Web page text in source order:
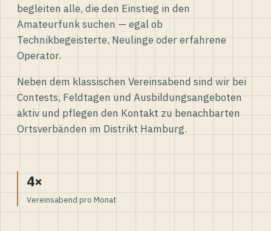
begleiten alle, die den Einstieg in den
Amateurfunk suchen — egal ob
Technikbegeisterte, Neulinge oder erfahrene
Operator.
Neben dem klassischen Vereinsabend sind wir bei
Contests, Feldtagen und Ausbildungsangeboten
aktiv und pflegen den Kontakt zu benachbarten
Ortsverbänden im Distrikt Hamburg.
4×
Vereinsabend pro Monat